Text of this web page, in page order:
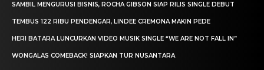
SAMBIL MENGURUSI BISNIS, ROCHA GIBSON SIAP RILIS SINGLE DEBUT
TEMBUS 122 RIBU PENDENGAR, LINDEE CREMONA MAKIN PEDE
HERI BATARA LUNCURKAN VIDEO MUSIK SINGLE “WE ARE NOT FALL IN”
WONGALAS COMEBACK! SIAPKAN TUR NUSANTARA